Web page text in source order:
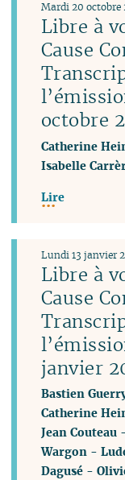
Libre à
Cause
octobre
Mardi 20 octobre
Catherine
Isabelle
Lire
Libre à
Cause
janvier
Lundi 13 janvier
Bastien
Catherine
Jean Couteau
Wargon -
Dagusé -